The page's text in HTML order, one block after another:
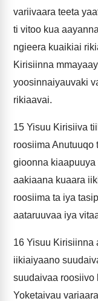
variivaara teeta
ti vitoo kua
ngieera kuaikiai
Kirisiinna
yoosinnaiyauvaki
rikiaavai.
15 Yisuu Kirisiiva
roosiima Anutuuqo
gioonna
aakiaana kuaara
roosiima ta iya
aataruuvaa iya
16 Yisuu Kirisiinna
iikiaiyaano
suudaivaa roosiivo
Yoketaivau